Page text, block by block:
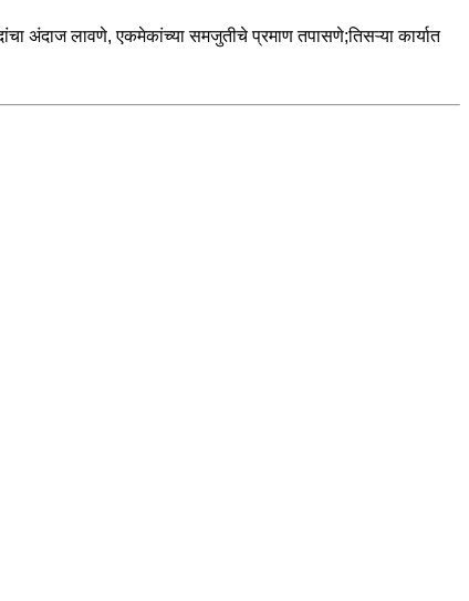
अंदाज लावणे, एकमेकांच्या समजुतीचे प्रमाण तपासणे;तिसऱ्या कार्यात